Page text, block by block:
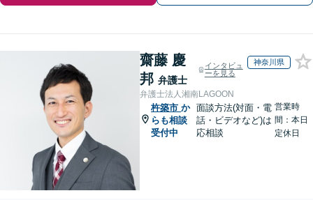
齋藤 慶
邦 弁護士
インタビュ
ーを見る
神奈川県
弁護士法人湘南LAGOON
杵築市 か
らも相談
受付中
面談方法(対面・電
話・ビデオなど)は
応相談
営業時
間：本日
定休日